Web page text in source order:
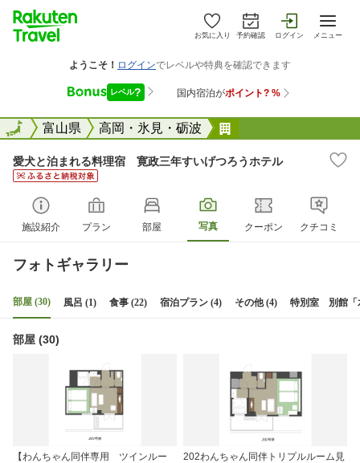
お気に入り 予約確認 ログイン メニュー
全国富山県 高岡・氷見・砺波
全国
愛犬と泊まれる料理宿 寛政三年すいげつろうホテル
施設紹介 プラン 部屋 写真 クーポン クチコミ
フォトギャラリー
部屋 (30) 風呂 (1) 食事 (22) 宿泊プラン (4) その他 (4) 特別室 別館「
部屋 (30)
【わんちゃん同伴専用 ツインルー
202わんちゃん同伴トリプルルーム見